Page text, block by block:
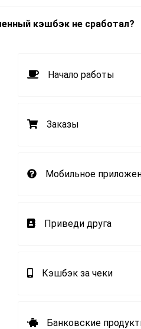
кэшбэк не сработал?
Начало работы
Заказы
Мобильное
Приведи друга
Кэшбэк за чеки
Банковские